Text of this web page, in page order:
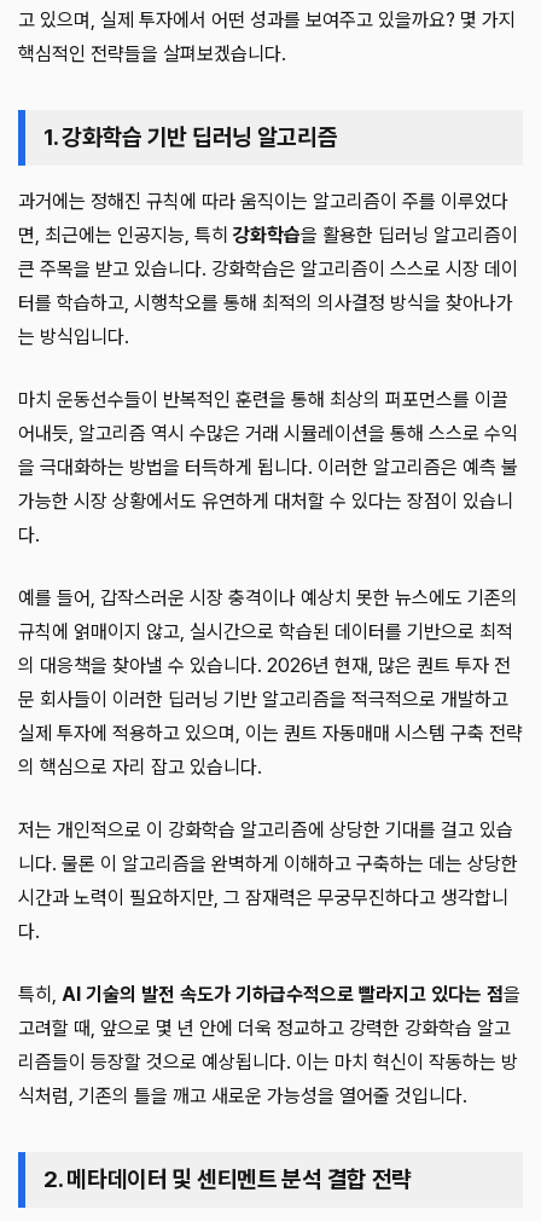
고 있으며, 실제 투자에서 어떤 성과를 보여주고 있을까요? 몇 가지
핵심적인 전략들을 살펴보겠습니다.
1. 강화학습 기반 딥러닝 알고리즘
과거에는 정해진 규칙에 따라 움직이는 알고리즘이 주를 이루었다
면, 최근에는 인공지능, 특히 강화학습을 활용한 딥러닝 알고리즘이
큰 주목을 받고 있습니다. 강화학습은 알고리즘이 스스로 시장 데이
터를 학습하고, 시행착오를 통해 최적의 의사결정 방식을 찾아나가
는 방식입니다.
마치 운동선수들이 반복적인 훈련을 통해 최상의 퍼포먼스를 이끌
어내듯, 알고리즘 역시 수많은 거래 시뮬레이션을 통해 스스로 수익
을 극대화하는 방법을 터득하게 됩니다. 이러한 알고리즘은 예측 불
가능한 시장 상황에서도 유연하게 대처할 수 있다는 장점이 있습니
다.
예를 들어, 갑작스러운 시장 충격이나 예상치 못한 뉴스에도 기존의
규칙에 얽매이지 않고, 실시간으로 학습된 데이터를 기반으로 최적
의 대응책을 찾아낼 수 있습니다. 2026년 현재, 많은 퀀트 투자 전
문 회사들이 이러한 딥러닝 기반 알고리즘을 적극적으로 개발하고
실제 투자에 적용하고 있으며, 이는 퀀트 자동매매 시스템 구축 전략
의 핵심으로 자리 잡고 있습니다.
저는 개인적으로 이 강화학습 알고리즘에 상당한 기대를 걸고 있습
니다. 물론 이 알고리즘을 완벽하게 이해하고 구축하는 데는 상당한
시간과 노력이 필요하지만, 그 잠재력은 무궁무진하다고 생각합니
다.
특히, AI 기술의 발전 속도가 기하급수적으로 빨라지고 있다는 점을
고려할 때, 앞으로 몇 년 안에 더욱 정교하고 강력한 강화학습 알고
리즘들이 등장할 것으로 예상됩니다. 이는 마치 혁신이 작동하는 방
식처럼, 기존의 틀을 깨고 새로운 가능성을 열어줄 것입니다.
2. 메타데이터 및 센티멘트 분석 결합 전략